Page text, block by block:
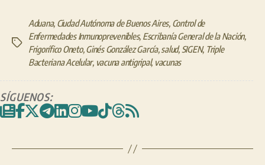
Etiquetas
Aduana, Ciudad Autónoma de Buenos Aires, Control de
Enfermedades Inmunoprevenibles, Escribanía General de la Nación,
Frigorífico Oneto,Ginés González García,salud, SIGEN, Triple
Bacteriana Acelular, vacuna antigripal, vacunas
SÍGUENOS: